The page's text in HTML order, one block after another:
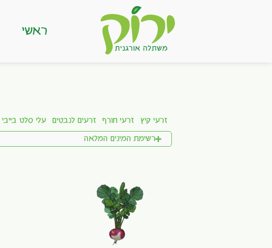
ראשי
זרעי קיץ זרעי חורף זרעים לנבטים עלי סלט בייבי
רשימת המינים המלאה